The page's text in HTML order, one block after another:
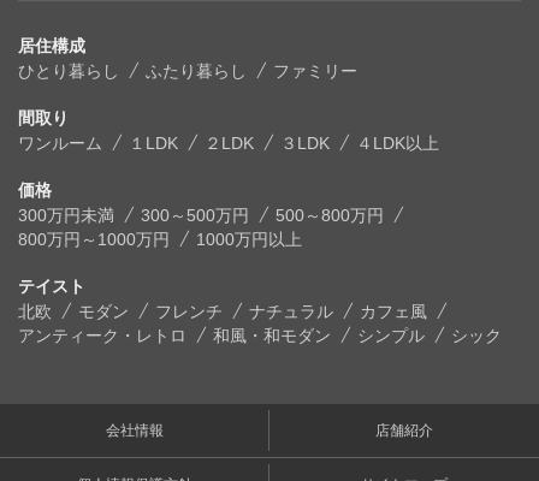
居住構成
ひとり暮らし
ふたり暮らし ファミリー
間取り
ワンルーム
１LDK ２LDK ３LDK ４LDK以上
価格
300万円未満
300～500万円
500～800万円
800万円～1000万円
1000万円以上
テイスト
北欧
モダン フレンチ ナチュラル
カフェ風
アンティーク・レトロ
和風・和モダン シンプル シック
会社情報 店舗紹介